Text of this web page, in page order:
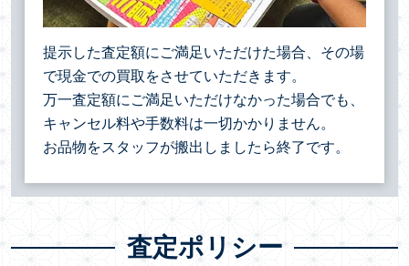
提示した査定額にご満足いただけた場合、その場
で現金での買取をさせていただきます。
万一査定額にご満足いただけなかった場合でも、
キャンセル料や手数料は一切かかりません。
お品物をスタッフが搬出しましたら終了です。
査定ポリシー